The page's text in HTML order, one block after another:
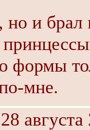
но и
формы
мне.